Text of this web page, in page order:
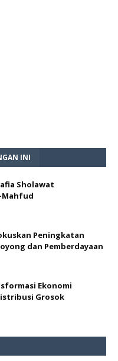
INI
Sholawat
Mahfud
Peningkatan
dan Pemberdayaan
Ekonomi
Grosok